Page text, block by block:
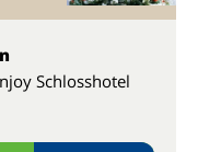
Schlosshotel